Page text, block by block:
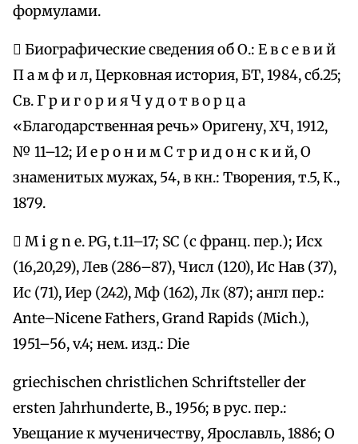
формулами.
 Биографические сведения об О.: Е в с е в и й
П а м ф и л, Церковная история, БТ, 1984, сб.25;
Св. Г р и г о р и я Ч у д о т в о р ц а
«Благодарственная речь» Оригену, ХЧ, 1912,
№ 11–12; И е р о н и м С т р и д о н с к и й, О
знаменитых мужах, 54, в кн.: Творения, т.5, К.,
1879.
 M i g n e. PG, t.11–17; SC (с франц. пер.); Исх
(16,20,29), Лев (286–87), Числ (120), Ис Нав (37),
Ис (71), Иер (242), Мф (162), Лк (87); англ пер.:
Ante–Nicene Fathers, Grand Rapids (Mich.),
1951–56, v.4; нем. изд.: Die
griechischen christlichen Schriftsteller der
ersten Jahrhunderte, B., 1956; в рус. пер.:
Увещание к мученичеству, Ярославль, 1886; О